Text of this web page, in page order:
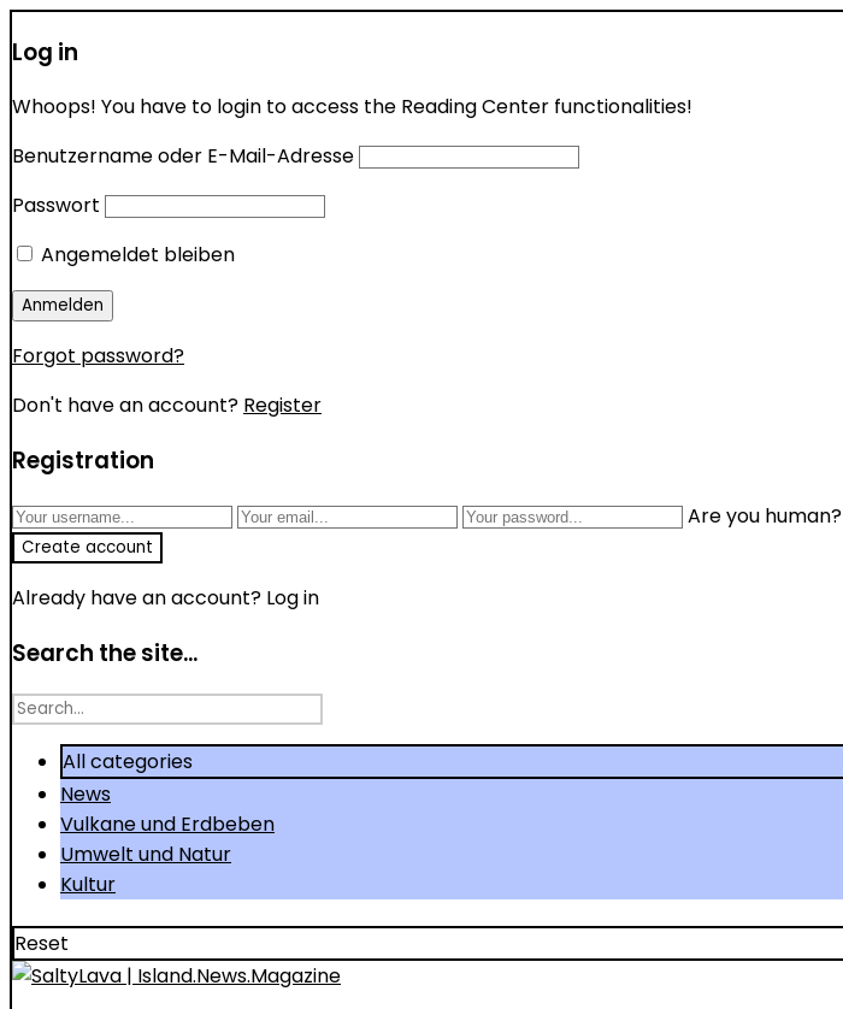
Log in
Whoops! You have to login to access the Reading Center functionalities!
Benutzername oder E-Mail-Adresse
Passwort
Angemeldet bleiben
Forgot password?
Don't have an account? Register
Registration
Are you human?
Already have an account? Log in
Search the site...
Search
All categories
News
Vulkane und Erdbeben
Umwelt und Natur
Kultur
Reset